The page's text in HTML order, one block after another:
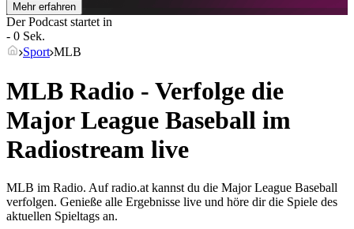
Mehr erfahren
Der Podcast startet in
- 0 Sek.
Sport MLB
MLB Radio - Verfolge die
Major League Baseball im
Radiostream live
MLB im Radio. Auf radio.at kannst du die Major League Baseball
verfolgen. Genieße alle Ergebnisse live und höre dir die Spiele des
aktuellen Spieltags an.